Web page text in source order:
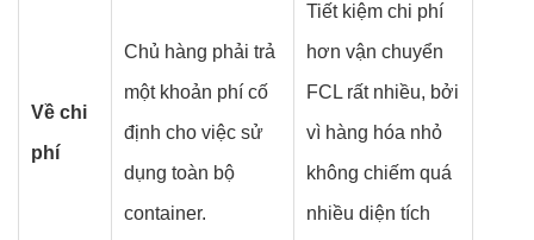
Về chi
phí
Chủ hàng phải trả
một khoản phí cố
định cho việc sử
dụng toàn bộ
container.
Tiết kiệm chi phí
hơn vận chuyển
FCL rất nhiều, bởi
vì hàng hóa nhỏ
không chiếm quá
nhiều diện tích